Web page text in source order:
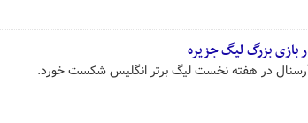
بازی بزرگ لیگ جزیره
آرسنال در هفته نخست لیگ برتر انگلیس شکست خورد.